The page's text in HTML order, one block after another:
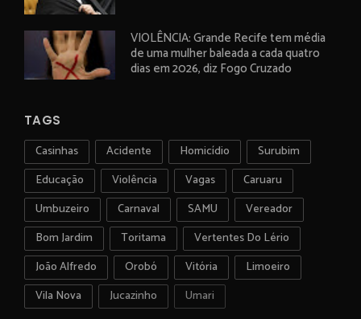
VIOLÊNCIA: Grande Recife tem média
de uma mulher baleada a cada quatro
dias em 2026, diz Fogo Cruzado
TAGS
Casinhas Acidente Homicídio
Surubim
Educação
Violência Vagas
Caruaru
Umbuzeiro
Carnaval SAMU
Vereador
Bom Jardim
Toritama
Vertentes Do Lério
João Alfredo
Orobó Vitória
Limoeiro
Vila Nova
Jucazinho Umari